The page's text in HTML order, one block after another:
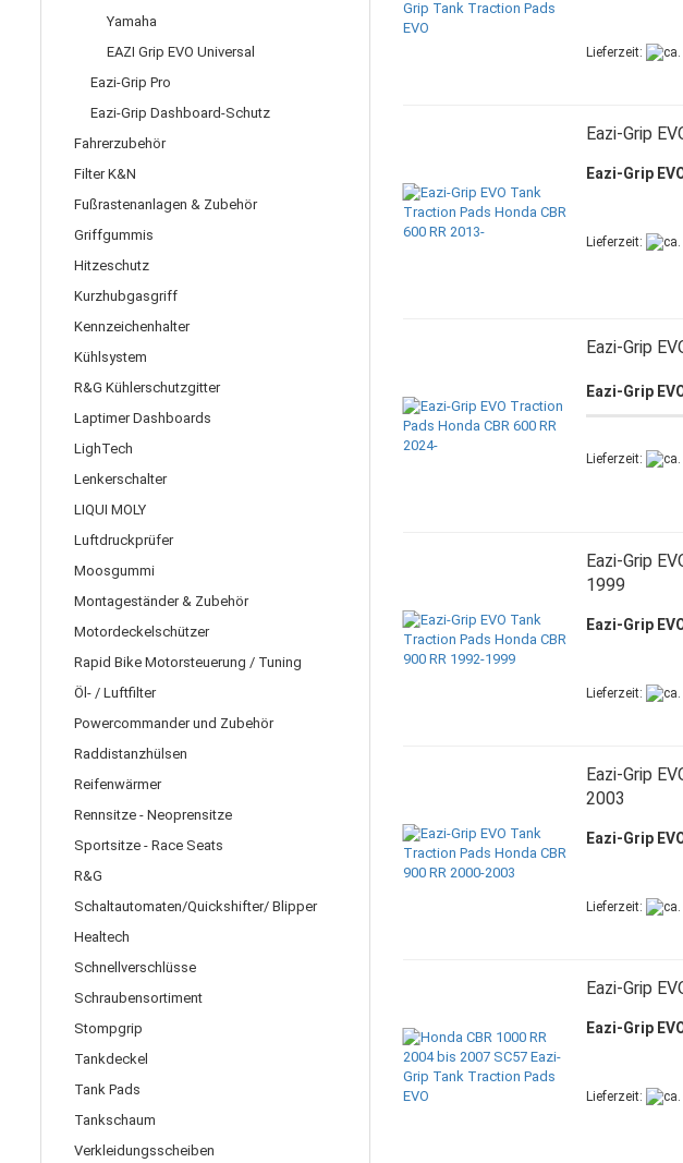
Lieferzeit:
Eazi-Grip
Eazi-Grip
Lieferzeit:
Eazi-Grip
Eazi-Grip
Lieferzeit:
Eazi-Grip
1999
Eazi-Grip
Lieferzeit:
Eazi-Grip
2003
Eazi-Grip
Lieferzeit:
Eazi-Grip
Eazi-Grip
Lieferzeit:
Yamaha
EAZI Grip EVO Universal
Eazi-Grip Pro
Eazi-Grip Dashboard-Schutz
Fahrerzubehör
Filter K&N
Fußrastenanlagen & Zubehör
Griffgummis
Hitzeschutz
Kurzhubgasgriff
Kennzeichenhalter
Kühlsystem
R&G Kühlerschutzgitter
Laptimer Dashboards
LighTech
Lenkerschalter
LIQUI MOLY
Luftdruckprüfer
Moosgummi
Montageständer & Zubehör
Motordeckelschützer
Rapid Bike Motorsteuerung / Tuning
Öl- / Luftfilter
Powercommander und Zubehör
Raddistanzhülsen
Reifenwärmer
Rennsitze - Neoprensitze
Sportsitze - Race Seats
R&G
Schaltautomaten/Quickshifter/ Blipper
Healtech
Schnellverschlüsse
Schraubensortiment
Stompgrip
Tankdeckel
Tank Pads
Tankschaum
Verkleidungsscheiben